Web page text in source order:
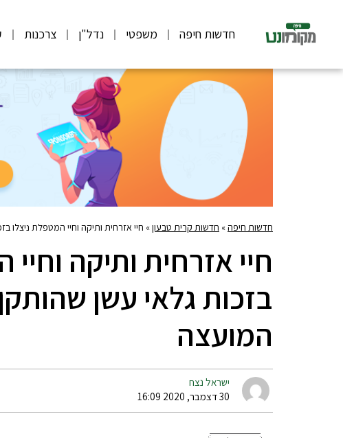
חדשות חיפה משפטי נדל"ן צרכנות
חדשות חיפה» חדשות קרית טבעון» חיי אזרחית ותיקה וחיי המטפלת ניצלו
חיי אזרחית ותיקה
בזכות גלאי עשן
המועצה
ישראל נצח
30 דצמבר, 2020 16:09